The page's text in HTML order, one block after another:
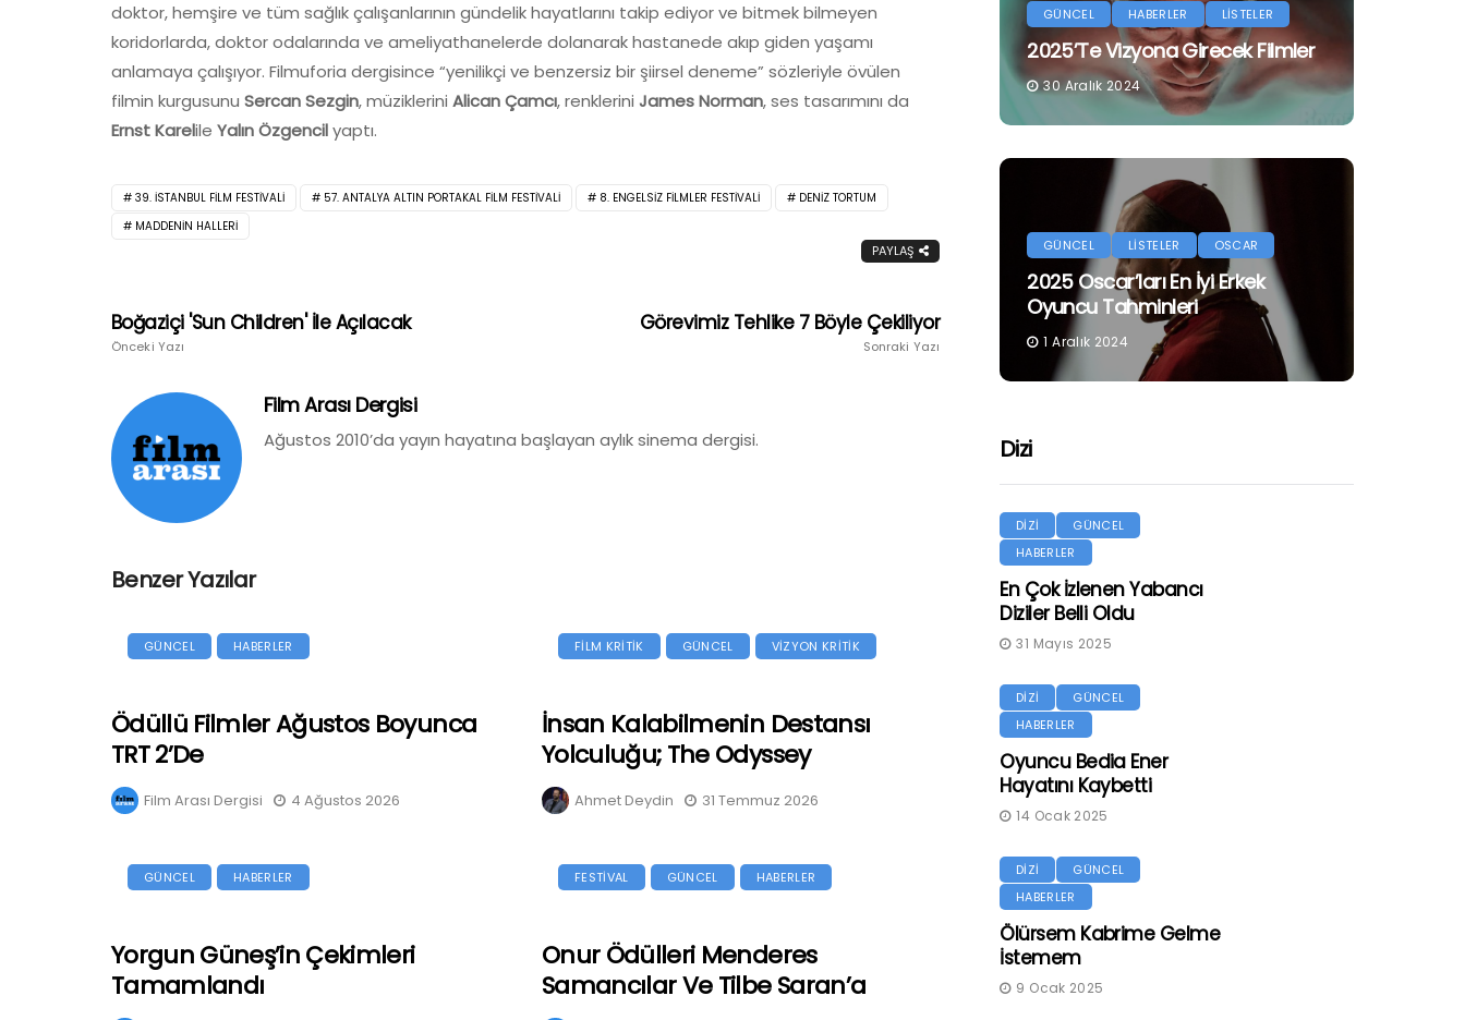
doktor, hemşire ve tüm sağlık çalışanlarının gündelik hayatlarını takip ediyor ve bitmek bilmeyen
koridorlarda, doktor odalarında ve ameliyathanelerde dolanarak hastanede akıp giden yaşamı
anlamaya çalışıyor. Filmuforia dergisince “yenilikçi ve benzersiz bir şiirsel deneme” sözleriyle övülen
filmin kurgusunu Sercan Sezgin, müziklerini Alican Çamcı, renklerini James Norman, ses tasarımını da
Ernst Karelile Yalın Özgencilyaptı.
39. İSTANBUL FILM FESTIVALI 57. ANTALYA ALTIN PORTAKAL FILM FESTIVALI 8. ENGELSIZ FILMLER FESTIVALI
DENIZ TORTUM
MADDENIN HALLERI
PAYLAŞ
Boğaziçi 'Sun Children' İle Açılacak
Önceki Yazı
Görevimiz Tehlike 7 Böyle Çekiliyor
Sonraki Yazı
Film Arası Dergisi
Ağustos 2010’da yayın hayatına başlayan aylık sinema dergisi.
Benzer Yazılar
GÜNCEL HABERLER
Ödüllü Filmler Ağustos Boyunca
TRT 2’de
Film Arası Dergisi 4 Ağustos 2026
FİLM KRİTİK GÜNCEL VİZYON KRİTİK
İnsan Kalabilmenin Destansı
Yolculuğu; The Odyssey
Ahmet Deydin 31 Temmuz 2026
GÜNCEL HABERLER
Yorgun Güneş’in Çekimleri
Tamamlandı
FESTİVAL GÜNCEL HABERLER
Onur Ödülleri Menderes
Samancılar Ve Tilbe Saran’a
GÜNCEL HABERLER LİSTELER
2025’te Vizyona Girecek Filmler
30 Aralık 2024
GÜNCEL LİSTELER OSCAR
2025 Oscar’ları En İyi Erkek
Oyuncu Tahminleri
1 Aralık 2024
Dizi
DİZİ
GÜNCEL
HABERLER
En Çok İzlenen Yabancı
Diziler Belli Oldu
31 Mayıs 2025
DİZİ
GÜNCEL
HABERLER
Oyuncu Bedia Ener
Hayatını Kaybetti
14 Ocak 2025
DİZİ
GÜNCEL
HABERLER
Ölürsem Kabrime Gelme
İstemem
9 Ocak 2025